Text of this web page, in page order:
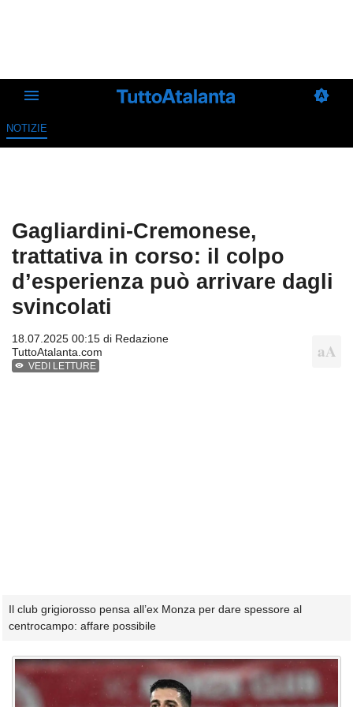
NOTIZIE
Gagliardini-Cremonese,
trattativa in corso: il colpo
d’esperienza può arrivare dagli
svincolati
18.07.2025 00:15 di Redazione
TuttoAtalanta.com
VEDI LETTURE
Il club grigiorosso pensa all’ex Monza per dare spessore al
centrocampo: affare possibile